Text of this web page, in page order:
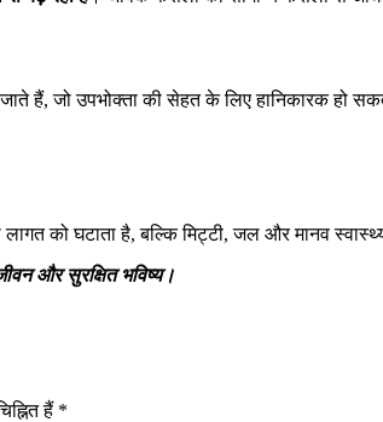
हैं, जो उपभोक्ता की सेहत के लिए हानिकारक हो
को घटाता है, बल्कि मिट्टी, जल और मानव
और सुरक्षित भविष्य।
हैं *